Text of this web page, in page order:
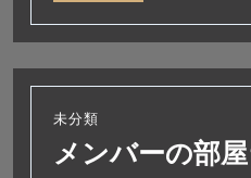
未分類
メンバーの部